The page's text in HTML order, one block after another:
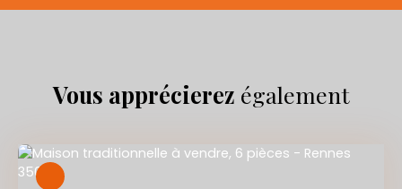
Vous apprécierez également